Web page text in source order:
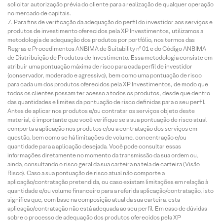
solicitar autorização prévia do cliente para a realização de qualquer operação
no mercado de capitais.
Para fins de verificação da adequação do perfil do investidor aos serviços e
produtos de investimento oferecidos pela XP Investimentos, utilizamos a
metodologia de adequação dos produtos por portfólio, nos termos das
Regras e Procedimentos ANBIMA de Suitability nº 01 e do Código ANBIMA
de Distribuição de Produtos de Investimento. Essa metodologia consiste em
atribuir uma pontuação máxima de risco para cada perfil de investidor
(conservador, moderado e agressivo), bem como uma pontuação de risco
para cada um dos produtos oferecidos pela XP Investimentos, de modo que
todos os clientes possam ter acesso a todos os produtos, desde que dentro
das quantidades e limites da pontuação de risco definidas para o seu perfil.
Antes de aplicar nos produtos e/ou contratar os serviços objeto deste
material, é importante que você verifique se a sua pontuação de risco atual
comporta a aplicação nos produtos e/ou a contratação dos serviços em
questão, bem como se há limitações de volume, concentração e/ou
quantidade para a aplicação desejada. Você pode consultar essas
informações diretamente no momento da transmissão da sua ordem ou,
ainda, consultando o risco geral da sua carteira na tela de carteira (Visão
Risco). Caso a sua pontuação de risco atual não comporte a
aplicação/contratação pretendida, ou caso existam limitações em relação à
quantidade e/ou volume financeiro para a referida aplicação/contratação, isto
significa que, com base na composição atual da sua carteira, esta
aplicação/contratação não está adequada ao seu perfil. Em caso de dúvidas
sobre o processo de adequação dos produtos oferecidos pela XP